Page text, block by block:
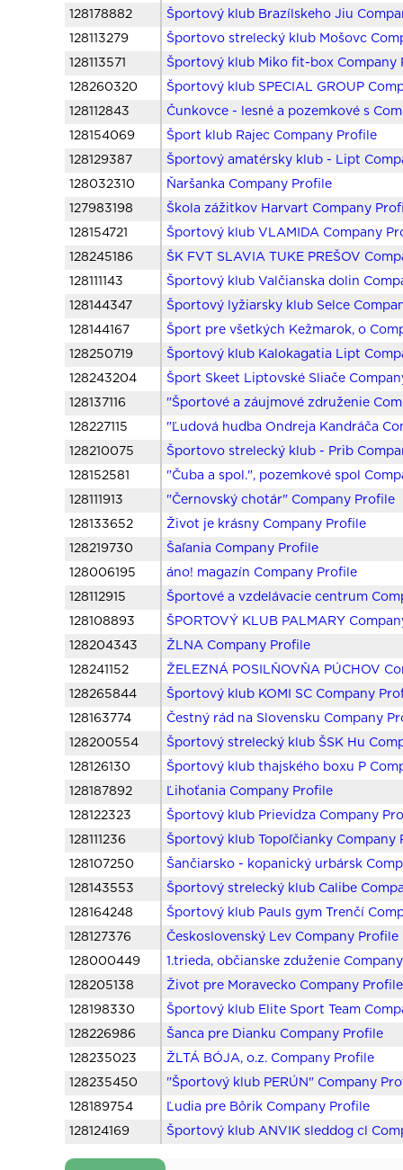
128178882
Športový klub Brazílskeho Jiu
128113279
Športovo strelecký klub Mošovc
128113571
Športový klub Miko fit-box Company
128260320
Športový klub SPECIAL GROUP
128112843
Čunkovce - lesné a pozemkové s
128154069
Šport klub Rajec Company Profile
128129387
Športový amatérsky klub - Lipt
128032310
Ňaršanka Company Profile
127983198
Škola zážitkov Harvart Company
128154721
Športový klub VLAMIDA Company
128245186
ŠK FVT SLAVIA TUKE PREŠOV
128111143
Športový klub Valčianska dolin
128144347
Športový lyžiarsky klub Selce
128144167
Šport pre všetkých Kežmarok, o
128250719
Športový klub Kalokagatia Lipt
128243204
Šport Skeet Liptovské Sliače
128137116
"Športové a záujmové združenie
128227115
"Ľudová hudba Ondreja Kandráča
128210075
Športovo strelecký klub - Prib
128152581
"Čuba a spol.", pozemkové spol
128111913
"Černovský chotár" Company Profile
128133652
Život je krásny Company Profile
128219730
Šaľania Company Profile
128006195
áno! magazín Company Profile
128112915
Športové a vzdelávacie centrum
128108893
ŠPORTOVÝ KLUB PALMARY
128204343
ŽLNA Company Profile
128241152
ŽELEZNÁ POSILŇOVŇA PÚCHOV
128265844
Športový klub KOMI SC Company
128163774
Čestný rád na Slovensku Company
128200554
Športový strelecký klub ŠSK Hu
128126130
Športový klub thajského boxu P
128187892
Ľihoťania Company Profile
128122323
Športový klub Prievidza Company
128111236
Športový klub Topoľčianky Company
128107250
Šančiarsko - kopanický urbársk
128143553
Športový strelecký klub Calibe
128164248
Športový klub Pauls gym Trenčí
128127376
Československý Lev Company Profile
128000449
1.trieda, občianske zduženie
128205138
Život pre Moravecko Company Profile
128198330
Športový klub Elite Sport Team
128226986
Šanca pre Dianku Company Profile
128235023
ŽLTÁ BÓJA, o.z. Company Profile
128235450
"Športový klub PERÚN" Company
128189754
Ľudia pre Bôrik Company Profile
128124169
Športový klub ANVIK sleddog cl